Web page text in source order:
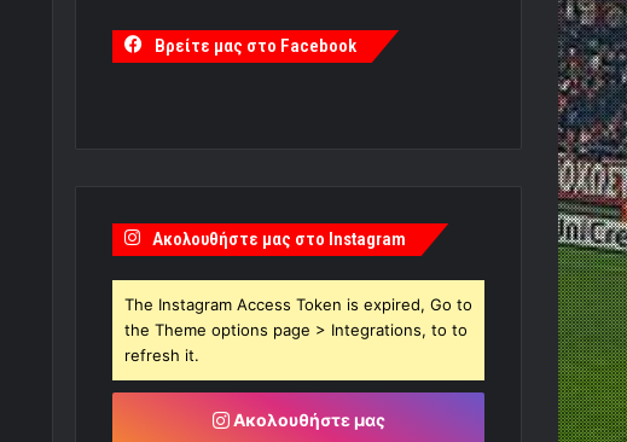
Βρείτε μας στο Facebook
Ακολουθήστε μας στο Instagram
The Instagram Access Token is expired, Go to
the Theme options page > Integrations, to to
refresh it.
Ακολουθήστε μας